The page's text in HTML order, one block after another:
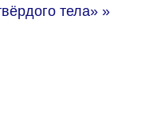
тела» »